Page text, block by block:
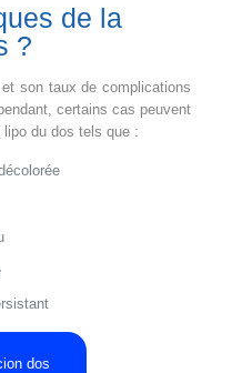
de la
?
son taux de complications
certains cas peuvent
du dos tels que :
dos